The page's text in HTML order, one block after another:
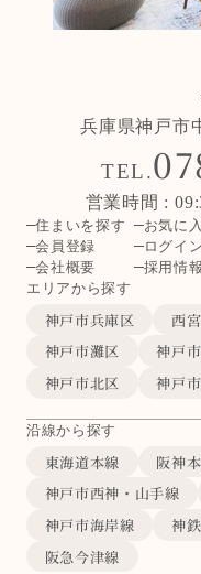
兵庫県神戸市
TEL.
営業時間 :
住まいを探す お気に
会員登録
ログイン
会社概要
採用情報
エリアから探す
神戸市兵庫区 西
神戸市灘区
神戸
神戸市北区
神戸
沿線から探す
東海道本線 阪神
神戸市西神・山手線
神戸市海岸線
神
阪急今津線